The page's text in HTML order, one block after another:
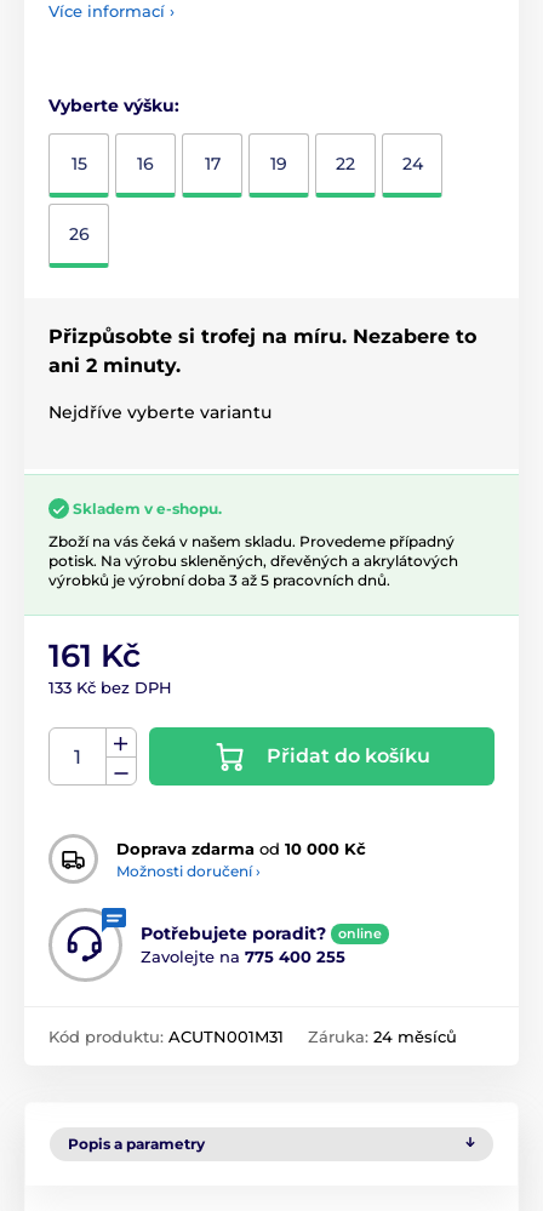
Více informací ›
Vyberte výšku:
15 16 17 19 22 24
26
Přizpůsobte si trofej na míru. Nezabere to
ani 2 minuty.
Nejdříve vyberte variantu
Skladem v e-shopu.
Zboží na vás čeká v našem skladu. Provedeme případný
potisk. Na výrobu skleněných, dřevěných a akrylátových
výrobků je výrobní doba 3 až 5 pracovních dnů.
161 Kč
133 Kč bez DPH
Přidat do košíku
Doprava zdarma od 10 000 Kč
Možnosti doručení ›
Potřebujete poradit? online
Zavolejte na 775 400 255
Kód produktu: ACUTN001M31 Záruka: 24 měsíců
Popis a parametry